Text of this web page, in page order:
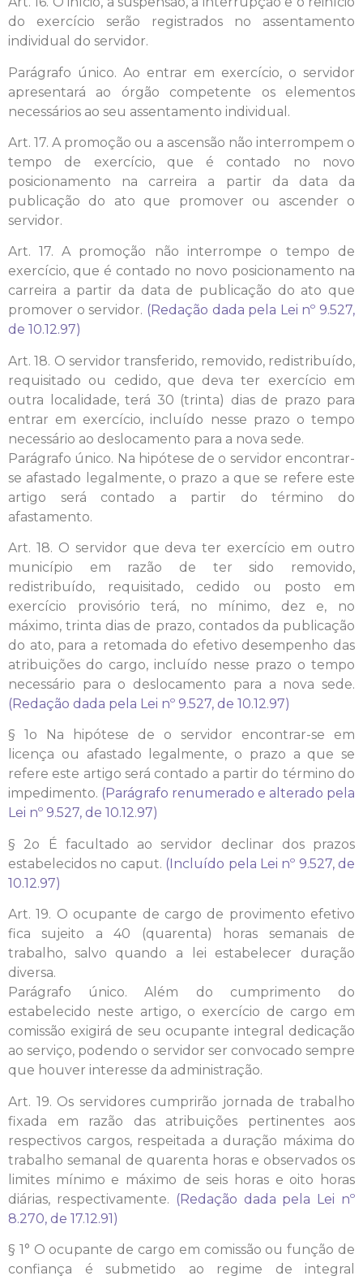
do exercício serão registrados no assentamento
individual do servidor.
Parágrafo único. Ao entrar em exercício, o servidor
apresentará ao órgão competente os elementos
necessários ao seu assentamento individual.
Art. 17. A promoção ou a ascensão não interrompem o
tempo de exercício, que é contado no novo
posicionamento na carreira a partir da data da
publicação do ato que promover ou ascender o
servidor.
Art. 17. A promoção não interrompe o tempo de
exercício, que é contado no novo posicionamento na
carreira a partir da data de publicação do ato que
promover o servidor. (Redação dada pela Lei nº 9.527,
de 10.12.97)
Art. 18. O servidor transferido, removido, redistribuído,
requisitado ou cedido, que deva ter exercício em
outra localidade, terá 30 (trinta) dias de prazo para
entrar em exercício, incluído nesse prazo o tempo
necessário ao deslocamento para a nova sede.
Parágrafo único. Na hipótese de o servidor encontrar-
se afastado legalmente, o prazo a que se refere este
artigo será contado a partir do término do
afastamento.
Art. 18. O servidor que deva ter exercício em outro
município em razão de ter sido removido,
redistribuído, requisitado, cedido ou posto em
exercício provisório terá, no mínimo, dez e, no
máximo, trinta dias de prazo, contados da publicação
do ato, para a retomada do efetivo desempenho das
atribuições do cargo, incluído nesse prazo o tempo
necessário para o deslocamento para a nova sede.
(Redação dada pela Lei nº 9.527, de 10.12.97)
§ 1o Na hipótese de o servidor encontrar-se em
licença ou afastado legalmente, o prazo a que se
refere este artigo será contado a partir do término do
impedimento. (Parágrafo renumerado e alterado pela
Lei nº 9.527, de 10.12.97)
§ 2o É facultado ao servidor declinar dos prazos
estabelecidos no caput. (Incluído pela Lei nº 9.527, de
10.12.97)
Art. 19. O ocupante de cargo de provimento efetivo
fica sujeito a 40 (quarenta) horas semanais de
trabalho, salvo quando a lei estabelecer duração
diversa.
Parágrafo único. Além do cumprimento do
estabelecido neste artigo, o exercício de cargo em
comissão exigirá de seu ocupante integral dedicação
ao serviço, podendo o servidor ser convocado sempre
que houver interesse da administração.
Art. 19. Os servidores cumprirão jornada de trabalho
fixada em razão das atribuições pertinentes aos
respectivos cargos, respeitada a duração máxima do
trabalho semanal de quarenta horas e observados os
limites mínimo e máximo de seis horas e oito horas
diárias, respectivamente. (Redação dada pela Lei nº
8.270, de 17.12.91)
§ 1° O ocupante de cargo em comissão ou função de
confiança é submetido ao regime de integral